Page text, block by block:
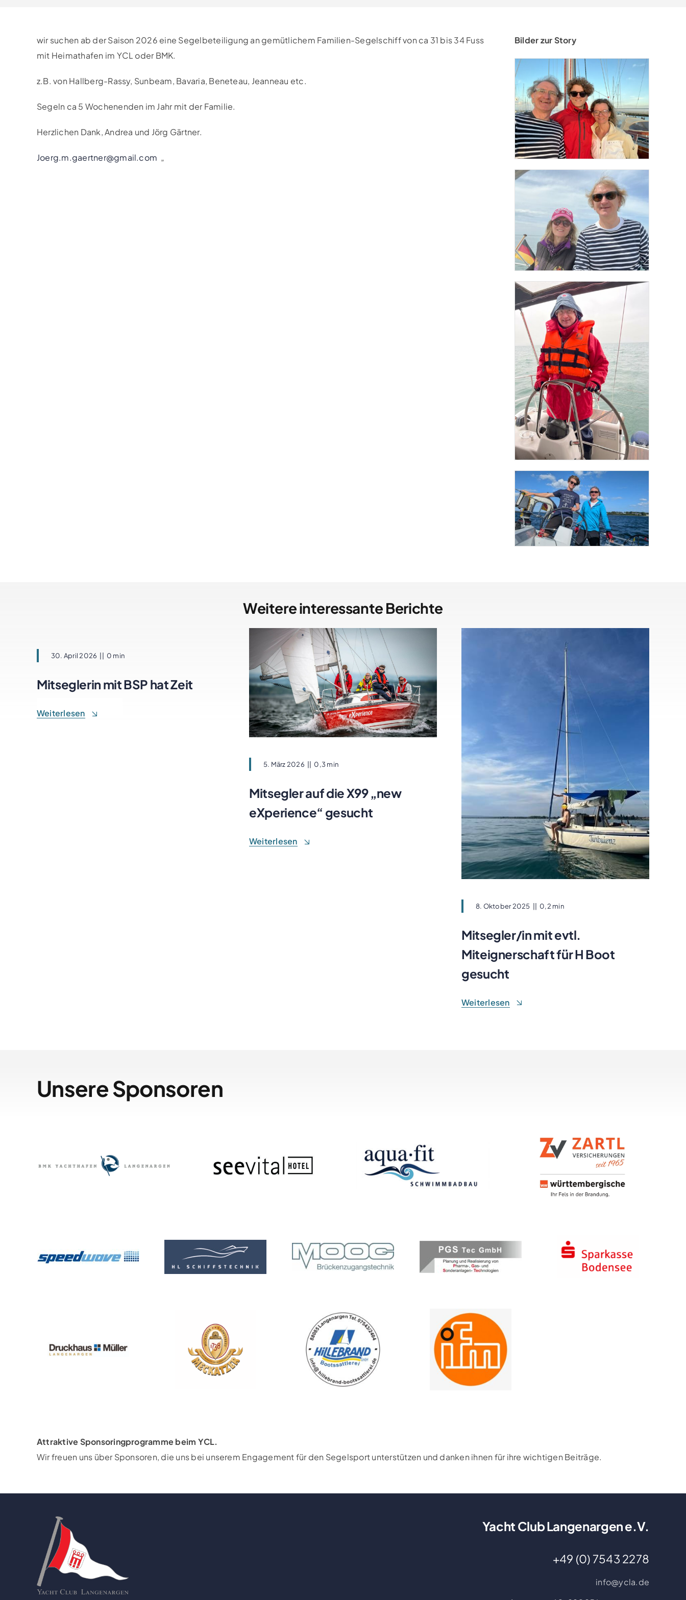
wir suchen ab der Saison 2026 eine Segelbeteiligung an gemütlichem Familien-Segelschiff von ca 31 bis 34 Fuss
mit Heimathafen im YCL oder BMK.
z.B. von Hallberg-Rassy, Sunbeam, Bavaria, Beneteau, Jeanneau etc.
Segeln ca 5 Wochenenden im Jahr mit der Familie.
Herzlichen Dank, Andrea und Jörg Gärtner.
Joerg.m.gaertner@gmail.com „
Bilder zur Story
Weitere interessante Berichte
30. April 2026 0 min
Mitseglerin mit BSP hat Zeit
Weiterlesen
5. März 2026 0,3 min
Mitsegler auf die X99 „new
eXperience“ gesucht
Weiterlesen
8. Oktober 2025 0,2 min
Mitsegler/in mit evtl.
Miteignerschaft für H Boot
gesucht
Weiterlesen
Unsere Sponsoren
Attraktive Sponsoringprogramme beim YCL.
Wir freuen uns über Sponsoren, die uns bei unserem Engagement für den Segelsport unterstützen und danken ihnen für ihre wichtigen Beiträge.
Yacht Club Langenargen e.V.
+49 (0) 7543 2278
info@ycla.de